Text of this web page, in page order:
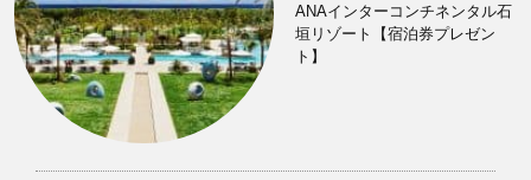
ANAインターコンチネンタル石
垣リゾート【宿泊券プレゼン
ト】